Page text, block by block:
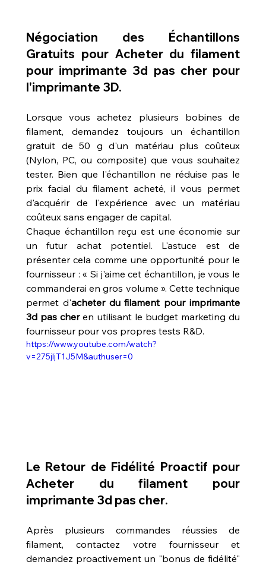
Négociation des Échantillons
Gratuits pour Acheter du filament
pour imprimante 3d pas cher pour
l'imprimante 3D.
Lorsque vous achetez plusieurs bobines de
filament, demandez toujours un échantillon
gratuit de 50 g d'un matériau plus coûteux
(Nylon, PC, ou composite) que vous souhaitez
tester. Bien que l'échantillon ne réduise pas le
prix facial du filament acheté, il vous permet
d'acquérir de l'expérience avec un matériau
coûteux sans engager de capital.
Chaque échantillon reçu est une économie sur
un futur achat potentiel. L'astuce est de
présenter cela comme une opportunité pour le
fournisseur : « Si j'aime cet échantillon, je vous le
commanderai en gros volume ». Cette technique
permet d'acheter du filament pour imprimante
3d pas cher en utilisant le budget marketing du
fournisseur pour vos propres tests R&D.
https://www.youtube.com/watch?
v=275jljT1J5M&authuser=0
Acheter du filament pour
imprimante 3d pas cher.
Après plusieurs commandes réussies de
filament, contactez votre fournisseur et
demandez proactivement un "bonus de fidélité"